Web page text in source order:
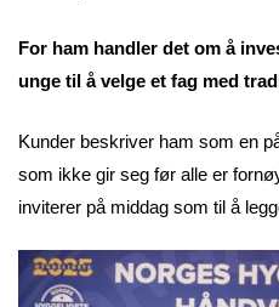
For ham handler det om å
unge til å velge et fag med
Kunder beskriver ham som en
som ikke gir seg før alle er
inviterer på middag som til å